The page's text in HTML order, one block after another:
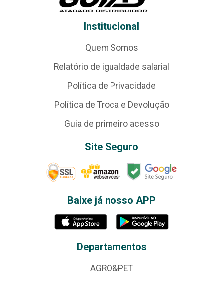
Institucional
Quem Somos
Relatório de igualdade salarial
Política de Privacidade
Política de Troca e Devolução
Guia de primeiro acesso
Site Seguro
Baixe já nosso APP
Departamentos
AGRO&PET